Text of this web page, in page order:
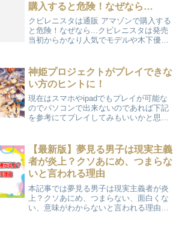
購入すると危険！なぜなら…
クビレニスタは通販 アマゾンで購入する
と危険！なぜなら...クビレニスタは発売
当初からかなり人気でモデルや木下優樹
す。ただ人気の高さから某大手通販ショ
ップアマゾンでは偽...
神姫プロジェクトがプレイできな
い方のヒントに！
現在はスマホやipadでもプレイが可能な
のでパソコンで出来ないのであれば下記
を参考にてプレイしてみもいいかと思い
制的にパソコンでアプリゲームをする方
法■神...
【最新版】夢見る男子は現実主義
者が炎上？クソあにめ、つまらな
いと言われる理由
本記事では夢見る男子は現実主義者が炎
上？クソあにめ、つまらない、面白くな
い、意味がわからないと言われる理由に